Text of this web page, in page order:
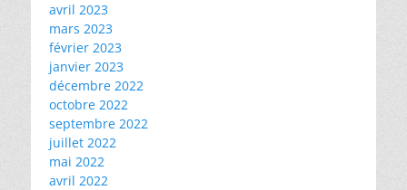
avril 2023
mars 2023
février 2023
janvier 2023
décembre 2022
octobre 2022
septembre 2022
juillet 2022
mai 2022
avril 2022